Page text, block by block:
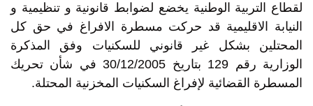
لقطاع التربية الوطنية يخضع لضوابط قانونية و تنظيمية و
النيابة الاقليمية قد حركت مسطرة الافراغ في حق كل
المحتلين بشكل غير قانوني للسكنيات وفق المذكرة
الوزارية رقم 129 بتاريخ 30/12/2005 في شأن تحريك
المسطرة القضائية لإفراغ السكنيات المخزنية المحتلة.